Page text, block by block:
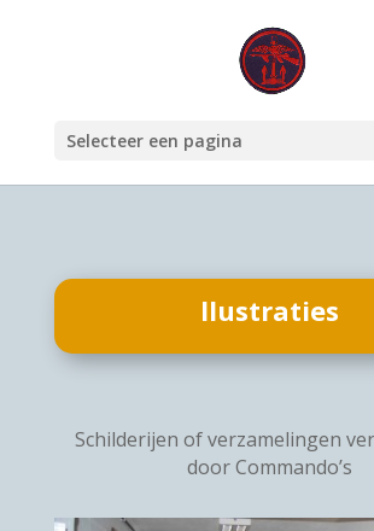
Selecteer een pagina
llustraties
Schilderijen of verzamelingen
door Commando’s